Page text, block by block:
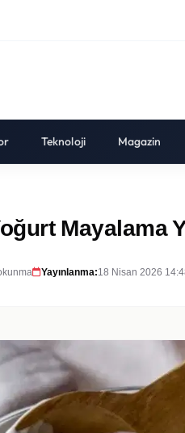
Teknoloji Magazin
Mayalama
Yayınlanma:18 Nisan 2026